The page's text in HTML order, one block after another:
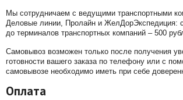
Мы сотрудничаем с ведущими транспортными
Деловые линии, Пролайн и ЖелДорЭкспедиция:
до терминалов транспортных компаний – 500
Самовывоз возможен только после получения
готовности вашего заказа по телефону или с
самовывозе необходимо иметь при себе
Оплата